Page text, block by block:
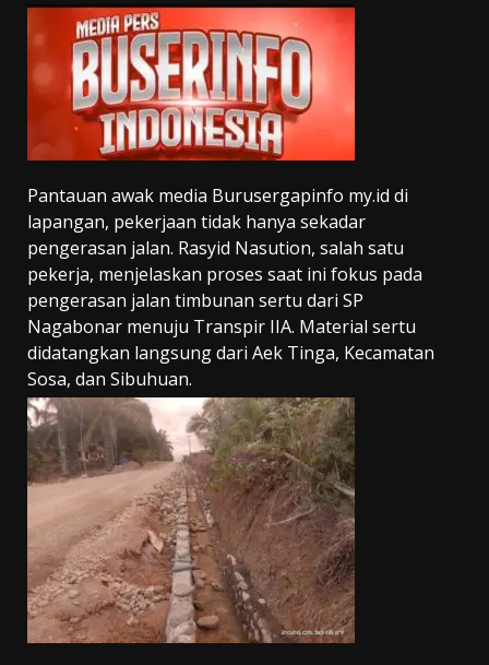
Pantauan awak media Burusergapinfo my.id di
lapangan, pekerjaan tidak hanya sekadar
pengerasan jalan. Rasyid Nasution, salah satu
pekerja, menjelaskan proses saat ini fokus pada
pengerasan jalan timbunan sertu dari SP
Nagabonar menuju Transpir IIA. Material sertu
didatangkan langsung dari Aek Tinga, Kecamatan
Sosa, dan Sibuhuan.